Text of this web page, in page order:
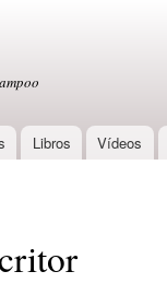
Libros Vídeos